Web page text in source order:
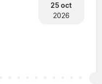
25 oct
2026